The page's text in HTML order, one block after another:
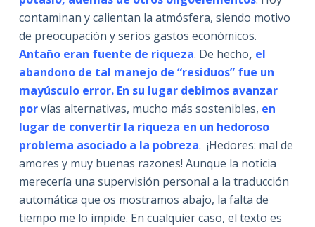
contaminan y calientan la atmósfera, siendo motivo
de preocupación y serios gastos económicos.
Antaño eran fuente de riqueza. De hecho, el
abandono de tal manejo de “residuos” fue un
mayúsculo error. En su lugar debimos avanzar
porvías alternativas, mucho más sostenibles, en
lugar de convertir la riqueza en un hedoroso
problema asociado a la pobreza. ¡Hedores: mal de
amores y muy buenas razones! Aunque la noticia
merecería una supervisión personal a la traducción
automática que os mostramos abajo, la falta de
tiempo me lo impide. En cualquier caso, el texto es